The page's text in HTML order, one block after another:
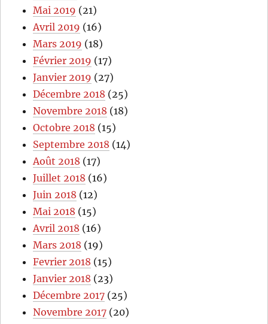
Mai 2019 (21)
Avril 2019 (16)
Mars 2019 (18)
Février 2019 (17)
Janvier 2019 (27)
Décembre 2018 (25)
Novembre 2018 (18)
Octobre 2018 (15)
Septembre 2018 (14)
Août 2018 (17)
Juillet 2018 (16)
Juin 2018 (12)
Mai 2018 (15)
Avril 2018 (16)
Mars 2018 (19)
Fevrier 2018 (15)
Janvier 2018 (23)
Décembre 2017 (25)
Novembre 2017 (20)